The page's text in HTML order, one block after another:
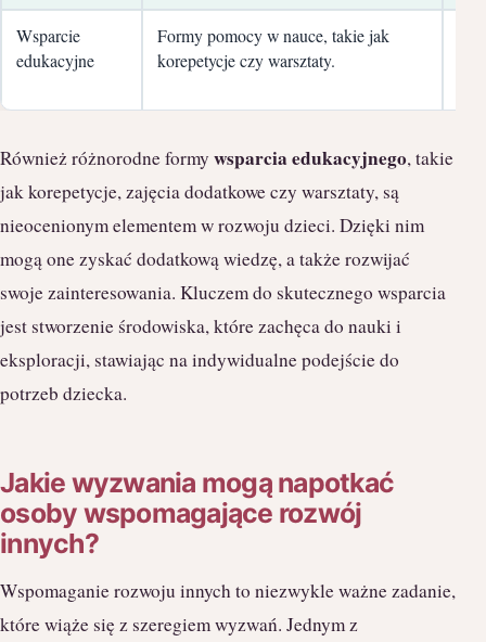
Wsparcie
edukacyjne
Formy pomocy w nauce, takie jak
korepetycje czy warsztaty.
Również różnorodne formy wsparcia edukacyjnego, takie
jak korepetycje, zajęcia dodatkowe czy warsztaty, są
nieocenionym elementem w rozwoju dzieci. Dzięki nim
mogą one zyskać dodatkową wiedzę, a także rozwijać
swoje zainteresowania. Kluczem do skutecznego wsparcia
jest stworzenie środowiska, które zachęca do nauki i
eksploracji, stawiając na indywidualne podejście do
potrzeb dziecka.
Jakie wyzwania mogą napotkać
osoby wspomagające rozwój
innych?
Wspomaganie rozwoju innych to niezwykle ważne zadanie,
które wiąże się z szeregiem wyzwań. Jednym z